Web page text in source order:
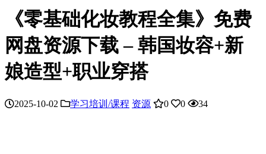
《零基础化妆教程全集》免费
网盘资源下载 – 韩国妆容+新
娘造型+职业穿搭
2025-10-02 学习培训/课程 资源 0 0 34